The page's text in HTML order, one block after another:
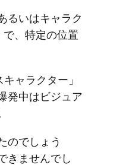
るいはキャラク
、特定の位置
ャラクター」
発中はビジュア
のでしょう
きませんでし